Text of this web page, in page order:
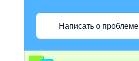
Написать о проблеме